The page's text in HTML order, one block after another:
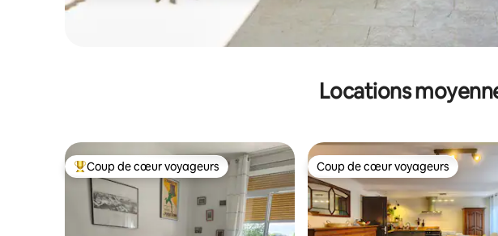
Locations
Coups de cœur voyageurs les plus appréciés
Coup de cœur voyageurs Coup de cœur voyageurs
Coup de cœur voyageurs